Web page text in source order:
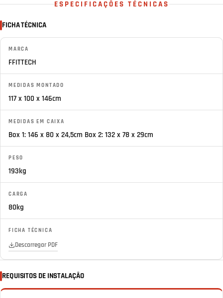
ESPECIFICAÇÕES TÉCNICAS
FICHA TÉCNICA
MARCA
FFITTECH
MEDIDAS MONTADO
117 x 100 x 146cm
MEDIDAS EM CAIXA
Box 1: 146 x 80 x 24,5cm Box 2: 132 x 78 x 29cm
PESO
193kg
CARGA
80kg
FICHA TÉCNICA
Descarregar PDF
REQUISITOS DE INSTALAÇÃO